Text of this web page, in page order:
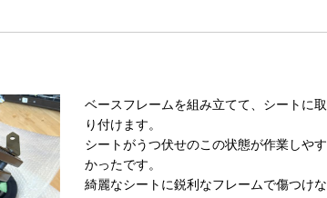
ベースフレームを組み立てて、シートに取
り付けます。
シートがうつ伏せのこの状態が作業しやす
かったです。
綺麗なシートに鋭利なフレームで傷つけな